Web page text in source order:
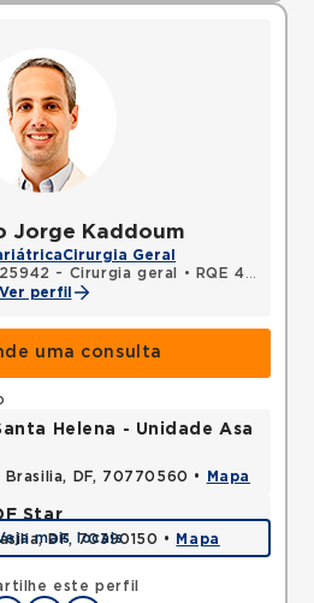
Jorge Kaddoum
Cirurgia Geral
25942 - Cirurgia geral •
RQE 43803 - Cirurgia geral
Ver perfil
uma consulta
este perfil
Helena - Unidade Asa
Brasilia, DF, 70770560 • Mapa
Star
DF, 70390150 • Mapa
mais locais